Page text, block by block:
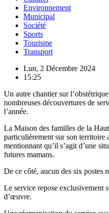
Environnement
Municipal
Société
Sports
Tourisme
Transport
Lun, 2 Décembre 2024
15:25
Un autre chantier sur
nombreuses découvertures de
l’année.
La Maison des familles de la
particulièrement sur son territoire
mentionnant qu’il s’agit d’une
futures mamans.
De ce côté, aucun des six postes
Le service repose exclusivement
d’œuvre.